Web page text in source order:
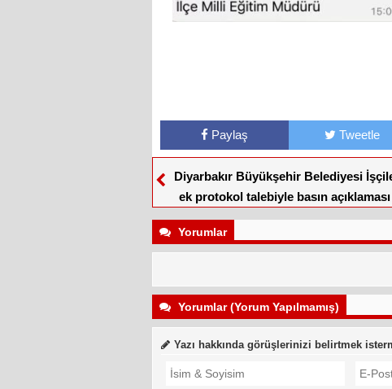
Paylaş Tweetle
Diyarbakır Büyükşehir Belediyesi
ek protokol talebiyle basın açıklaması
düzenledi
Yorumlar
Yorumlar (Yorum Yapılmamış)
Yazı hakkında görüşlerinizi belirtmek